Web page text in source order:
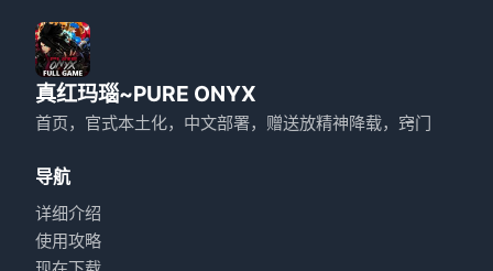
真红玛瑙~PURE ONYX
首页，官式本土化，中文部署，赠送放精神降载，窍门
导航
详细介绍
使用攻略